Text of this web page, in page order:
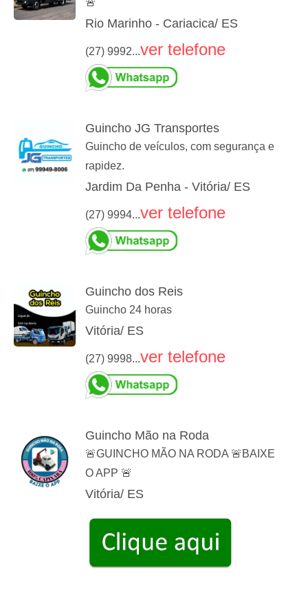
🚨
Rio Marinho - Cariacica/ ES
(27) 9992...ver telefone
Guincho JG Transportes
Guincho de veículos, com segurança e
rapidez.
Jardim Da Penha - Vitória/ ES
(27) 9994...ver telefone
Guincho dos Reis
Guincho 24 horas
Vitória/ ES
(27) 9998...ver telefone
Guincho Mão na Roda
🚨GUINCHO MÃO NA RODA 🚨BAIXE
O APP 🚨
Vitória/ ES